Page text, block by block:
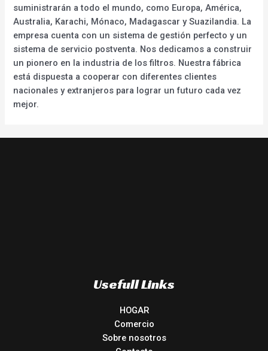
suministrarán a todo el mundo, como Europa, América,
Australia, Karachi, Mónaco, Madagascar y Suazilandia. La
empresa cuenta con un sistema de gestión perfecto y un
sistema de servicio postventa. Nos dedicamos a construir
un pionero en la industria de los filtros. Nuestra fábrica
está dispuesta a cooperar con diferentes clientes
nacionales y extranjeros para lograr un futuro cada vez
mejor.
Usefull Links
HOGAR
Comercio
Sobre nosotros